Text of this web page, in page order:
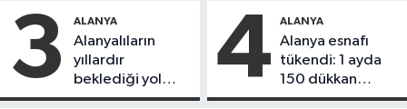
3 ALANYA
Alanyalıların
yıllardır
beklediği yol
askıdan döndü
4 ALANYA
Alanya esnafı
tükendi: 1 ayda
150 dükkan
kapandı